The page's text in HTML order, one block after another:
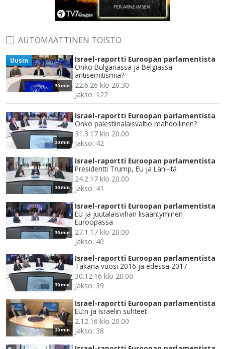
AUTOMAATTINEN TOISTO
30 min
Uusin
Israel-raportti Euroopan parlamentista
Onko Bulgariassa ja Belgiassa
antisemitismiä?
22.6.26 klo 20.30
Jakso: 122
30 min
Israel-raportti Euroopan parlamentista
Onko palestiinalaisvaltio mahdollinen?
31.3.17 klo 20.00
Jakso: 42
30 min
Israel-raportti Euroopan parlamentista
Presidentti Trump, EU ja Lähi-itä
24.2.17 klo 20.00
Jakso: 41
30 min
Israel-raportti Euroopan parlamentista
EU ja juutalaisvihan lisääntyminen
Euroopassa
27.1.17 klo 20.00
Jakso: 40
30 min
Israel-raportti Euroopan parlamentista
Takana vuosi 2016 ja edessä 2017
30.12.16 klo 20.00
Jakso: 39
30 min
Israel-raportti Euroopan parlamentista
EU:n ja Israelin suhteet
2.12.16 klo 20.00
Jakso: 38